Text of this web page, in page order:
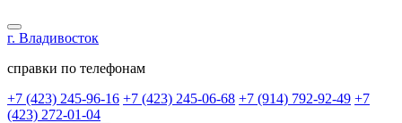
г. Владивосток
справки по телефонам
+7 (423) 245-96-16 +7 (423) 245-06-68 +7 (914) 792-92-49 +7
(423) 272-01-04